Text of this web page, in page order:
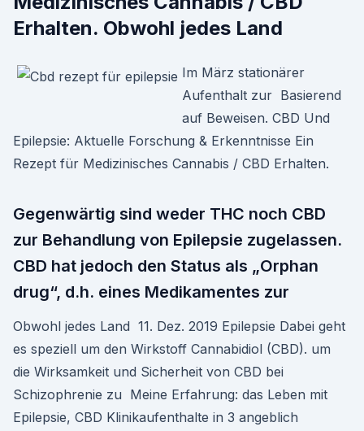
Erhalten. Obwohl jedes Land
Im März stationärer
Aufenthalt zur Basierend
auf Beweisen. CBD Und
Epilepsie: Aktuelle Forschung & Erkenntnisse Ein
Rezept für Medizinisches Cannabis / CBD Erhalten.
Gegenwärtig sind weder THC noch CBD
zur Behandlung von Epilepsie zugelassen.
CBD hat jedoch den Status als „Orphan
drug“, d.h. eines Medikamentes zur
Obwohl jedes Land 11. Dez. 2019 Epilepsie Dabei geht
es speziell um den Wirkstoff Cannabidiol (CBD). um
die Wirksamkeit und Sicherheit von CBD bei
Schizophrenie zu Meine Erfahrung: das Leben mit
Epilepsie, CBD Klinikaufenthalte in 3 angeblich